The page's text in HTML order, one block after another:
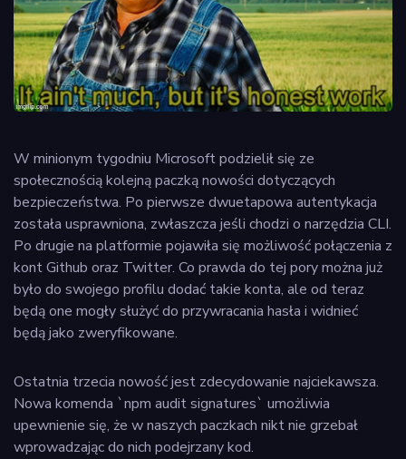
W minionym tygodniu Microsoft podzielił się ze
społecznością kolejną paczką nowości dotyczących
bezpieczeństwa. Po pierwsze dwuetapowa autentykacja
została usprawniona, zwłaszcza jeśli chodzi o narzędzia CLI.
Po drugie na platformie pojawiła się możliwość połączenia z
kont Github oraz Twitter. Co prawda do tej pory można już
było do swojego profilu dodać takie konta, ale od teraz
będą one mogły służyć do przywracania hasła i widnieć
będą jako zweryfikowane.
Ostatnia trzecia nowość jest zdecydowanie najciekawsza.
Nowa komenda `npm audit signatures` umożliwia
upewnienie się, że w naszych paczkach nikt nie grzebał
wprowadzając do nich podejrzany kod.